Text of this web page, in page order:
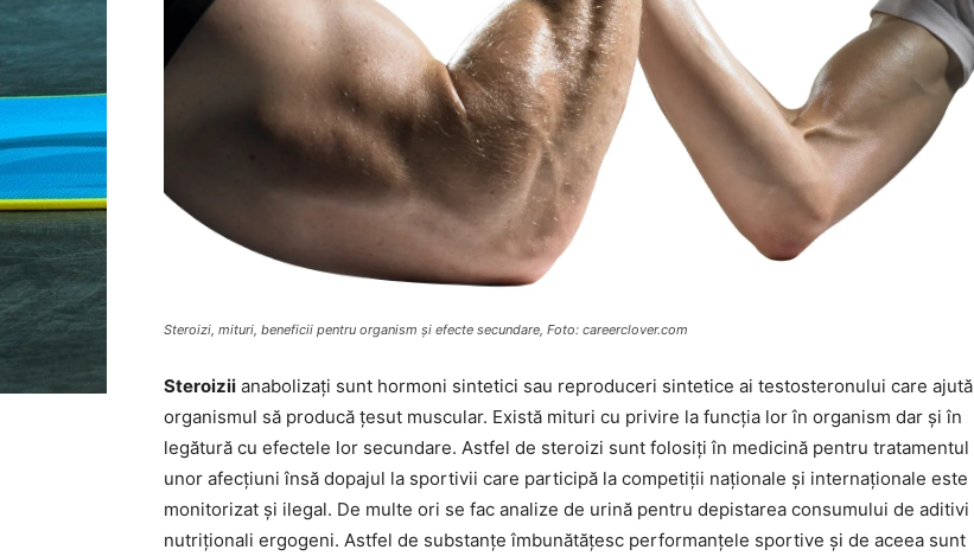
Steroizi, mituri, beneficii pentru organism și efecte secundare, Foto: careerclover.com
Steroizii anabolizați sunt hormoni sintetici sau reproduceri sintetice ai testosteronului care ajută
organismul să producă țesut muscular. Există mituri cu privire la funcția lor în organism dar și în
legătură cu efectele lor secundare. Astfel de steroizi sunt folosiți în medicină pentru tratamentul
unor afecțiuni însă dopajul la sportivii care participă la competiții naționale și internaționale este
monitorizat și ilegal. De multe ori se fac analize de urină pentru depistarea consumului de aditivi
nutriționali ergogeni. Astfel de substanțe îmbunătățesc performanțele sportive și de aceea sunt